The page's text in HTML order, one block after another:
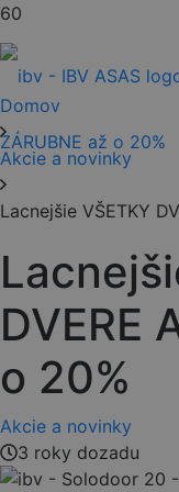
Domov
Akcie a novinky
Lacnejšie VŠETKY
DVERE
o 20%
Akcie a novinky
3 roky dozadu